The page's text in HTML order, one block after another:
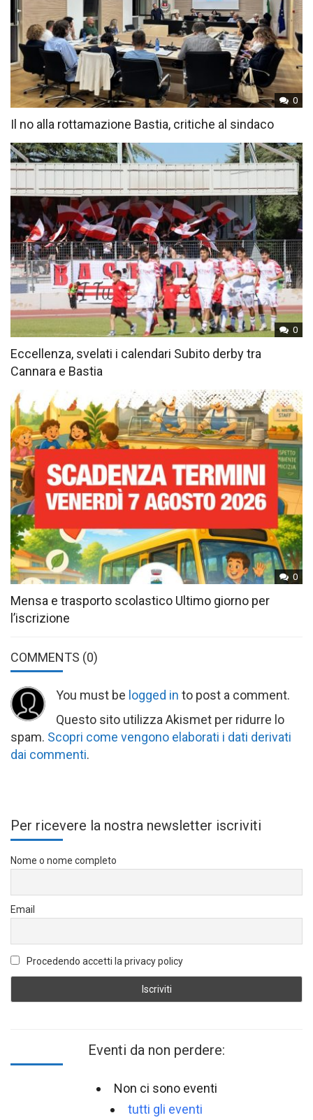
0
Il no alla rottamazione Bastia, critiche al sindaco
0
Eccellenza, svelati i calendari Subito derby tra
Cannara e Bastia
0
Mensa e trasporto scolastico Ultimo giorno per
l’iscrizione
COMMENTS (0)
You must be logged in to post a comment.
Questo sito utilizza Akismet per ridurre lo
spam. Scopri come vengono elaborati i dati derivati
dai commenti.
Per ricevere la nostra newsletter iscriviti
Nome o nome completo
Email
Procedendo accetti la privacy policy
Eventi da non perdere:
Non ci sono eventi
tutti gli eventi